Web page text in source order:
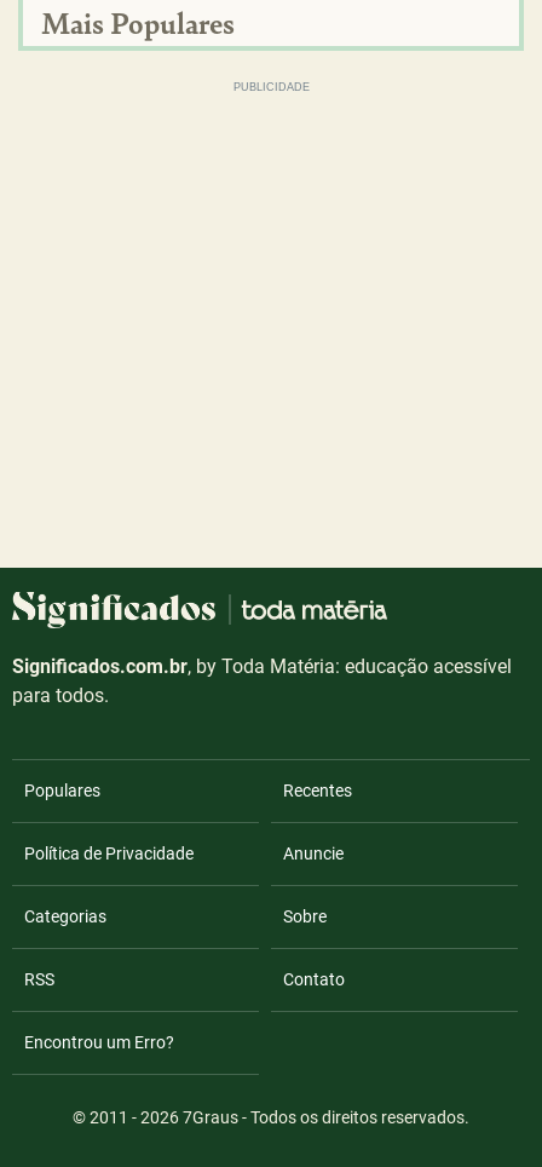
Mais Populares
Significados.com.br, by Toda Matéria: educação acessível
para todos.
Populares Recentes
Política de Privacidade Anuncie
Categorias Sobre
RSS Contato
Encontrou um Erro?
© 2011 - 20267Graus- Todos os direitos reservados.